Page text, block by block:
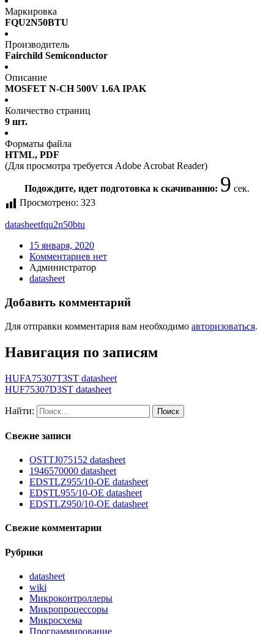
Маркировка
FQU2N50BTU
Производитель
Fairchild Semiconductor
Описание
MOSFET N-CH 500V 1.6A IPAK
Количество страниц
9 шт.
Форматы файла
HTML, PDF
(Для просмотра требуется Adobe Acrobat Reader)
Подождите, идет подготовка к скачиванию: 9 сек.
Просмотрено: 323
datasheetfqu2n50btu
15 января, 2020
Комментариев нет
Администратор
datasheet
Добавить комментарий
Для отправки комментария вам необходимо авторизоваться.
Навигация по записям
HUFA75307T3ST datasheet
HUF75307D3ST datasheet
Найти:
Свежие записи
OSTTJ075152 datasheet
1946570000 datasheet
EDSTLZ955/10-OE datasheet
EDSTL955/10-OE datasheet
EDSTLZ950/10-OE datasheet
Свежие комментарии
Рубрики
datasheet
wiki
Микроконтроллеры
Микропроцессоры
Микросхема
Программирование